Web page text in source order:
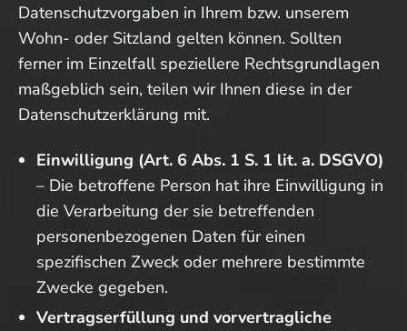
Datenschutzvorgaben in Ihrem bzw. unserem
Wohn- oder Sitzland gelten können. Sollten
ferner im Einzelfall speziellere Rechtsgrundlagen
maßgeblich sein, teilen wir Ihnen diese in der
Datenschutzerklärung mit.
Einwilligung (Art. 6 Abs. 1 S. 1 lit. a. DSGVO)
– Die betroffene Person hat ihre Einwilligung in
die Verarbeitung der sie betreffenden
personenbezogenen Daten für einen
spezifischen Zweck oder mehrere bestimmte
Zwecke gegeben.
Vertragserfüllung und vorvertragliche